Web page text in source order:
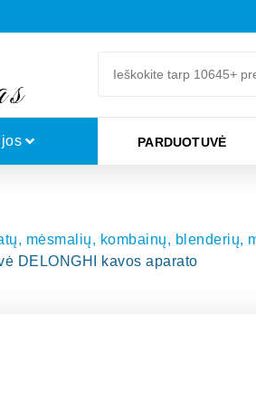
PARDUOTUVĖ
mėsmalių, kombainų,
DELONGHI kavos aparato